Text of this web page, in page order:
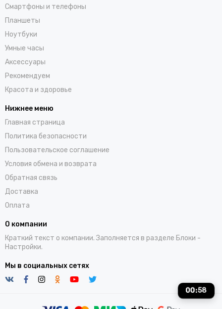
Смартфоны и телефоны
Планшеты
Ноутбуки
Умные часы
Аксессуары
Рекомендуем
Красота и здоровье
Нижнее меню
Главная страница
Политика безопасности
Пользовательское соглашение
Условия обмена и возврата
Обратная связь
Доставка
Оплата
О компании
Краткий текст о компании. Заполняется в разделе Блоки -
Настройки.
Мы в социальных сетях
00:57